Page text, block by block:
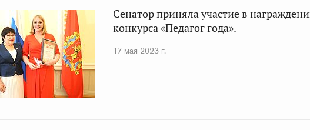
Сенатор приняла участие в
конкурса «Педагог года».
17 мая 2023 г.